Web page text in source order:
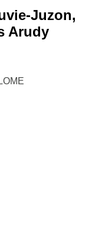
Juzon,
Arudy